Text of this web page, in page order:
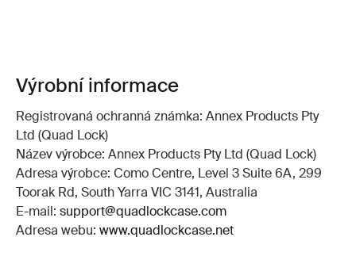
Výrobní informace
Registrovaná ochranná známka: Annex Products Pty
Ltd (Quad Lock)
Název výrobce: Annex Products Pty Ltd (Quad Lock)
Adresa výrobce: Como Centre, Level 3 Suite 6A, 299
Toorak Rd, South Yarra VIC 3141, Australia
E-mail: support@quadlockcase.com
Adresa webu: www.quadlockcase.net